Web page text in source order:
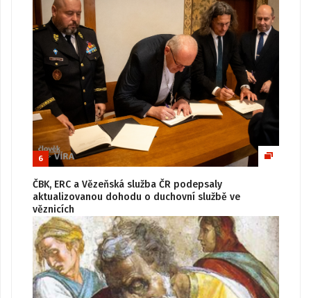
6
ČBK, ERC a Vězeňská služba ČR podepsaly
aktualizovanou dohodu o duchovní službě ve
věznicích